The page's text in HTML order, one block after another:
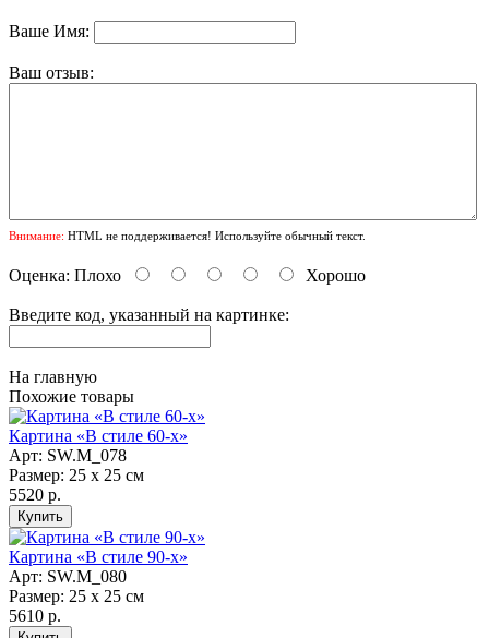
Ваше Имя:
Ваш отзыв:
Внимание: HTML не поддерживается! Используйте обычный текст.
Оценка: Плохо Хорошо
Введите код, указанный на картинке:
На главную
Похожие товары
Картина «В стиле 60-х»
Арт: SW.М_078
Размер: 25 х 25 см
5520 р.
Картина «В стиле 90-х»
Арт: SW.М_080
Размер: 25 х 25 см
5610 р.